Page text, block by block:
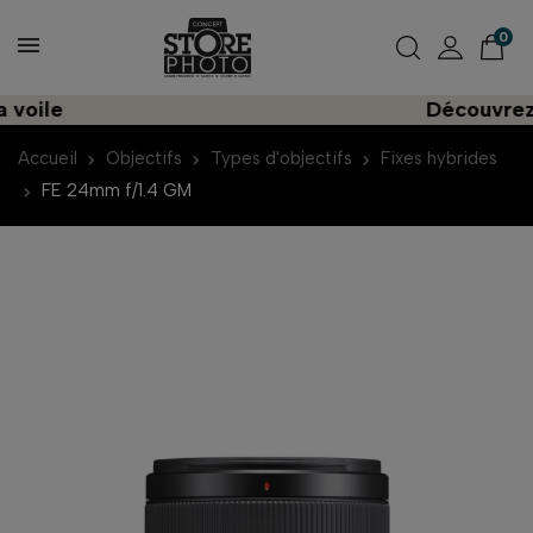
0
Découvrez
Accueil Objectifs Types d'objectifs
Fixes hybrides
FE 24mm f/1.4 GM